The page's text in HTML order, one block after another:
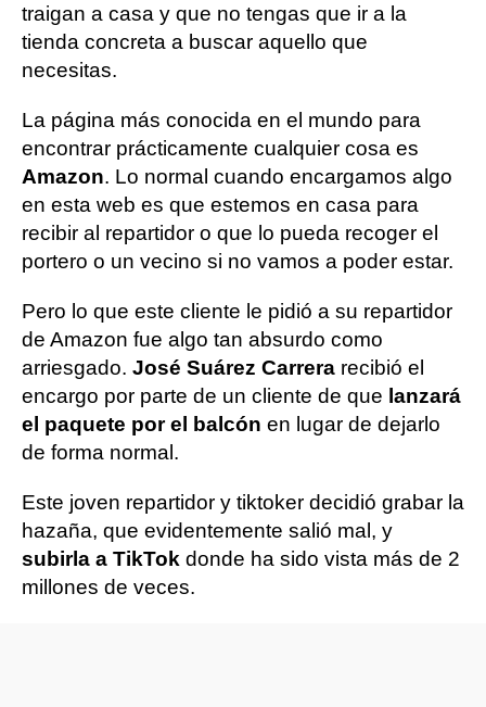
traigan a casa y que no tengas que ir a la
tienda concreta a buscar aquello que
necesitas.
La página más conocida en el mundo para
encontrar prácticamente cualquier cosa es
Amazon. Lo normal cuando encargamos algo
en esta web es que estemos en casa para
recibir al repartidor o que lo pueda recoger el
portero o un vecino si no vamos a poder estar.
Pero lo que este cliente le pidió a su repartidor
de Amazon fue algo tan absurdo como
arriesgado. José Suárez Carrera recibió el
encargo por parte de un cliente de que lanzará
el paquete por el balcón en lugar de dejarlo
de forma normal.
Este joven repartidor y tiktoker decidió grabar la
hazaña, que evidentemente salió mal, y
subirla a TikTok donde ha sido vista más de 2
millones de veces.